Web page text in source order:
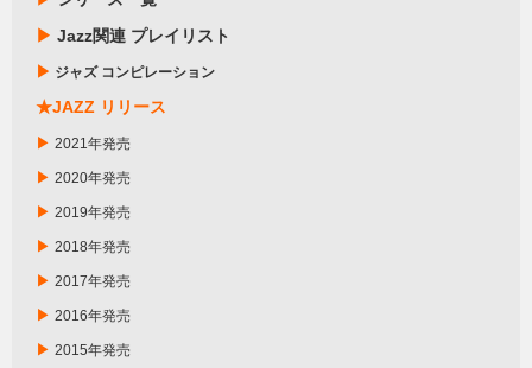
▶ Jazz関連 プレイリスト
▶ ジャズ コンピレーション
★JAZZ リリース
▶ 2021年発売
▶ 2020年発売
▶ 2019年発売
▶ 2018年発売
▶ 2017年発売
▶ 2016年発売
▶ 2015年発売